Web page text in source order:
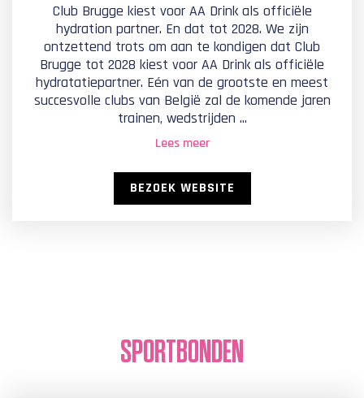
Club Brugge kiest voor AA Drink als officiële
hydration partner. En dat tot 2028. We zijn
ontzettend trots om aan te kondigen dat Club
Brugge tot 2028 kiest voor AA Drink als officiële
hydratatiepartner. Eén van de grootste en meest
succesvolle clubs van België zal de komende jaren
trainen, wedstrijden ...
Lees meer
BEZOEK WEBSITE
SPORTBONDEN